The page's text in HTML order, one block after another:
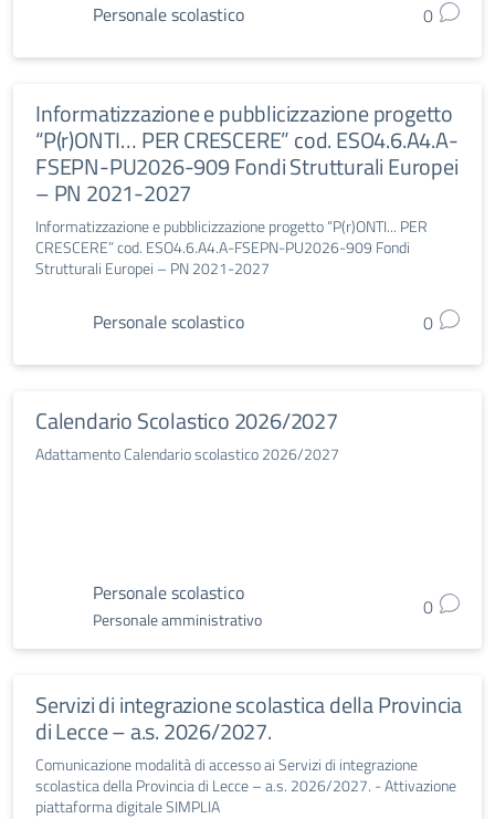
Personale scolastico 0
Informatizzazione e pubblicizzazione progetto
“P(r)ONTI… PER CRESCERE” cod. ESO4.6.A4.A-
FSEPN-PU2026-909 Fondi Strutturali Europei
– PN 2021-2027
Informatizzazione e pubblicizzazione progetto “P(r)ONTI... PER
CRESCERE” cod. ESO4.6.A4.A-FSEPN-PU2026-909 Fondi
Strutturali Europei – PN 2021-2027
Personale scolastico 0
Calendario Scolastico 2026/2027
Adattamento Calendario scolastico 2026/2027
Personale scolastico
Personale amministrativo 0
Servizi di integrazione scolastica della Provincia
di Lecce – a.s. 2026/2027.
Comunicazione modalità di accesso ai Servizi di integrazione
scolastica della Provincia di Lecce – a.s. 2026/2027. - Attivazione
piattaforma digitale SIMPLIA